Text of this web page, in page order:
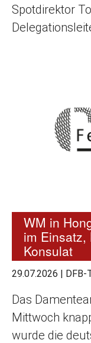
Spotdirektor
WM in
im Einsatz,
Konsulat
29.07.2026 | DFB-
Das
Mittwoch
wurde die